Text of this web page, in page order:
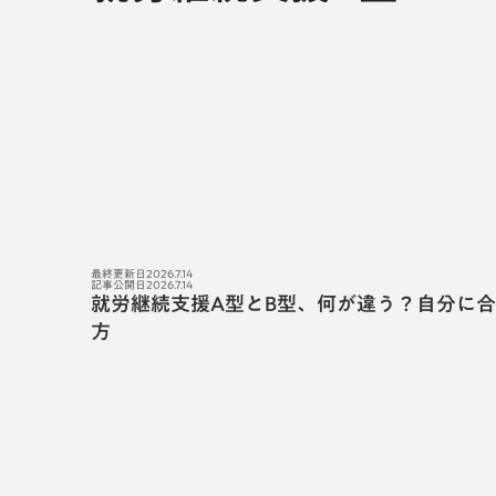
最終更新日2026.7.14
記事公開日2026.7.14
就労継続支援A型とB型、何が違う？自分に
方